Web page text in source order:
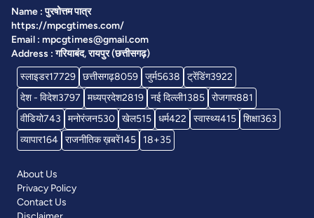
Name : पुरषोत्तम पात्र
https://mpcgtimes.com/
Email : mpcgtimes@gmail.com
Address : गरियाबंद, रायपुर (छत्तीसगढ़)
स्लाइडर17729 छत्तीसगढ़8059 जुर्म5638 ट्रेंडिंग3922
देश - विदेश3797 मध्यप्रदेश2819 नई दिल्ली1385 रोजगार881
वीडियो743 मनोरंजन530 खेल515 धर्म422 स्वास्थ्य415 शिक्षा363
व्यापार164 राजनीतिक ख़बरें145 18+35
About Us
Privacy Policy
Contact Us